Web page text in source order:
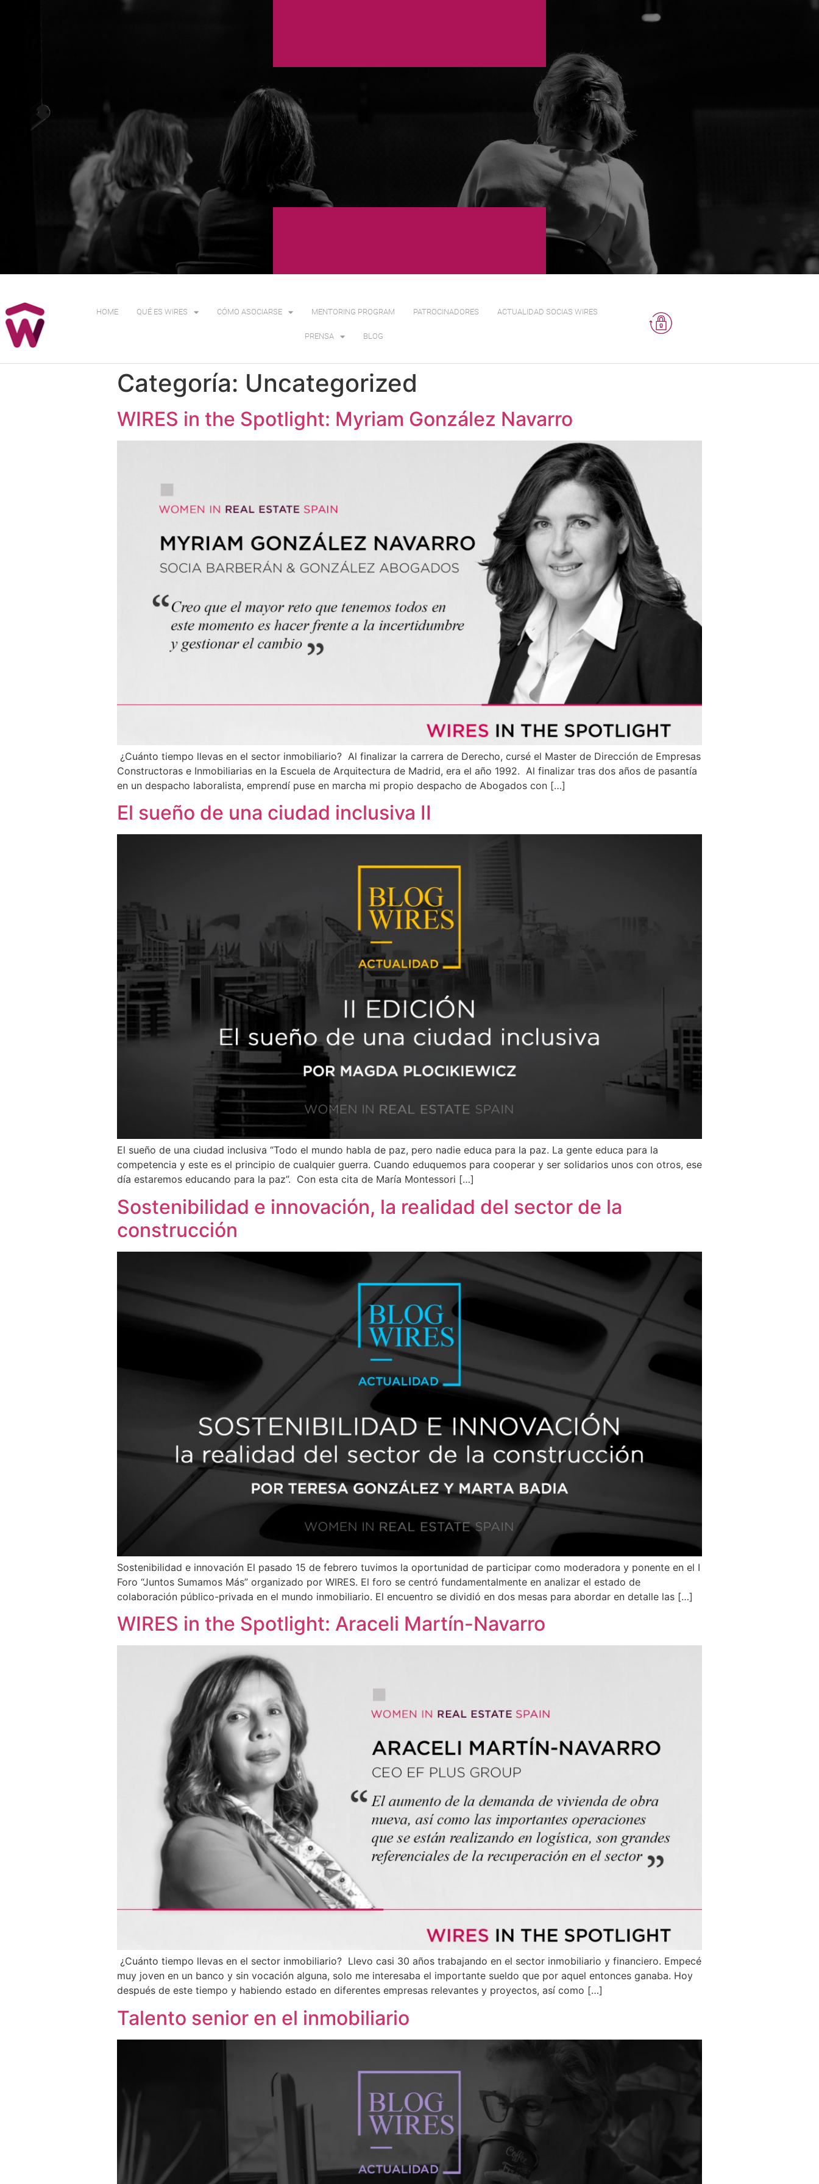
HOME QUÉ ES WIRES CÓMO ASOCIARSE MENTORING PROGRAM PATROCINADORES ACTUALIDAD SOCIAS WIRES
PRENSA BLOG
Categoría: Uncategorized
WIRES in the Spotlight: Myriam González Navarro
¿Cuánto tiempo llevas en el sector inmobiliario? Al finalizar la carrera de Derecho, cursé el Master de Dirección de Empresas
Constructoras e Inmobiliarias en la Escuela de Arquitectura de Madrid, era el año 1992. Al finalizar tras dos años de pasantía
en un despacho laboralista, emprendí puse en marcha mi propio despacho de Abogados con […]
El sueño de una ciudad inclusiva II
El sueño de una ciudad inclusiva “Todo el mundo habla de paz, pero nadie educa para la paz. La gente educa para la
competencia y este es el principio de cualquier guerra. Cuando eduquemos para cooperar y ser solidarios unos con otros, ese
día estaremos educando para la paz”. Con esta cita de María Montessori […]
Sostenibilidad e innovación, la realidad del sector de la
construcción
Sostenibilidad e innovación El pasado 15 de febrero tuvimos la oportunidad de participar como moderadora y ponente en el I
Foro “Juntos Sumamos Más” organizado por WIRES. El foro se centró fundamentalmente en analizar el estado de
colaboración público-privada en el mundo inmobiliario. El encuentro se dividió en dos mesas para abordar en detalle las […]
WIRES in the Spotlight: Araceli Martín-Navarro
¿Cuánto tiempo llevas en el sector inmobiliario? Llevo casi 30 años trabajando en el sector inmobiliario y financiero. Empecé
muy joven en un banco y sin vocación alguna, solo me interesaba el importante sueldo que por aquel entonces ganaba. Hoy
después de este tiempo y habiendo estado en diferentes empresas relevantes y proyectos, así como […]
Talento senior en el inmobiliario